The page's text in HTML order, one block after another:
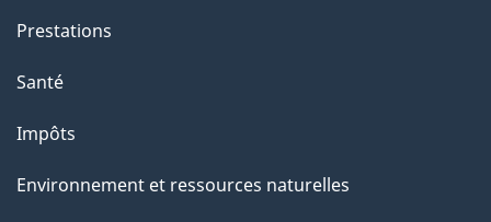
p
a
e
Prestations
Santé
Impôts
Environnement et ressources naturelles